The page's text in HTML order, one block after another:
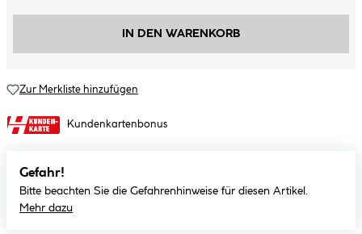
IN DEN WARENKORB
Zur Merkliste hinzufügen
Kundenkartenbonus
Gefahr!
Bitte beachten Sie die Gefahrenhinweise für diesen Artikel.
Mehr dazu